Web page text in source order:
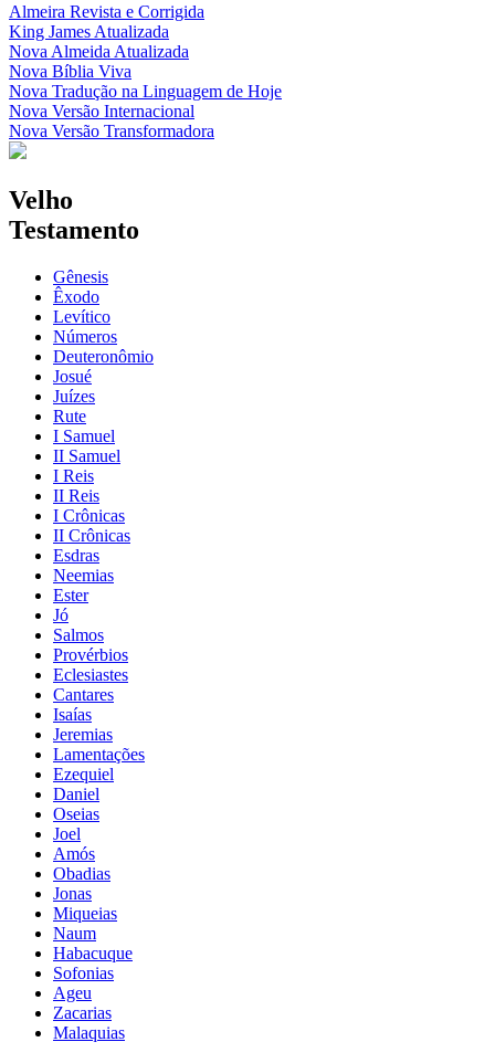
Almeira Revista e Corrigida
King James Atualizada
Nova Almeida Atualizada
Nova Bíblia Viva
Nova Tradução na Linguagem de Hoje
Nova Versão Internacional
Nova Versão Transformadora
Velho
Testamento
Gênesis
Êxodo
Levítico
Números
Deuteronômio
Josué
Juízes
Rute
I Samuel
II Samuel
I Reis
II Reis
I Crônicas
II Crônicas
Esdras
Neemias
Ester
Jó
Salmos
Provérbios
Eclesiastes
Cantares
Isaías
Jeremias
Lamentações
Ezequiel
Daniel
Oseias
Joel
Amós
Obadias
Jonas
Miqueias
Naum
Habacuque
Sofonias
Ageu
Zacarias
Malaquias